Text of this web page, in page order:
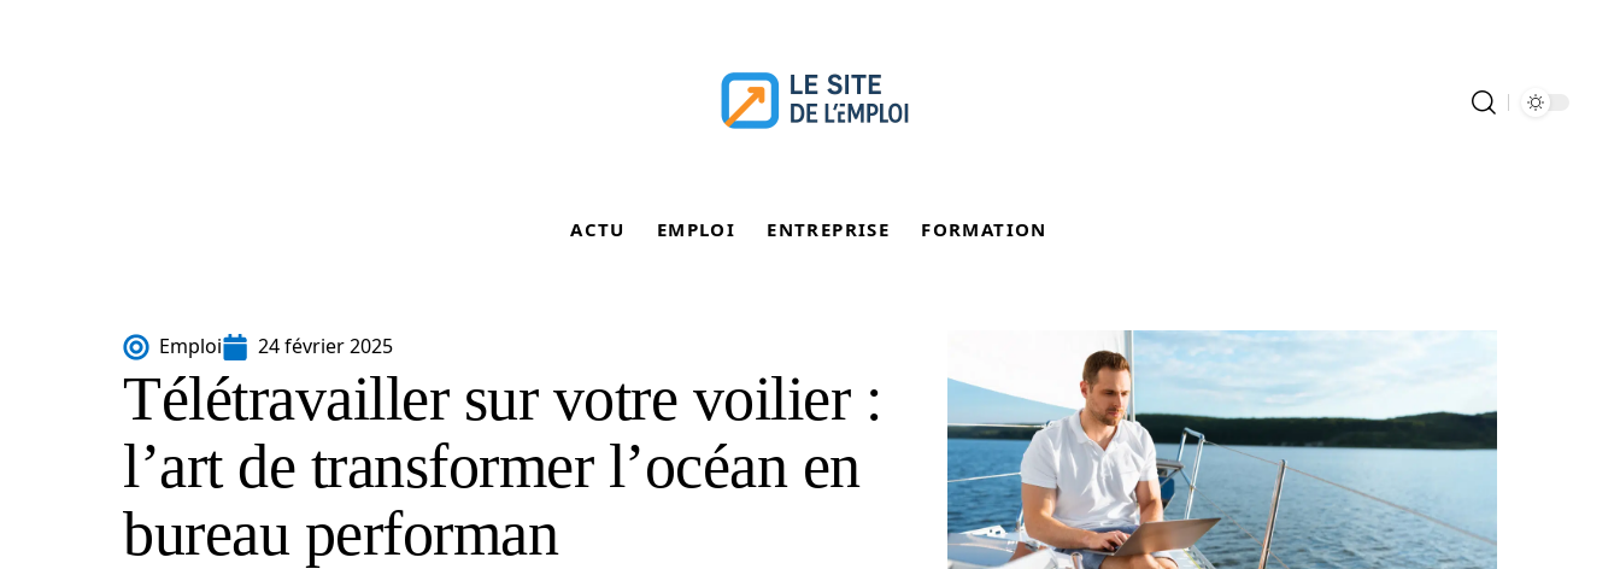
ACTU EMPLOI ENTREPRISE FORMATION
Emploi 24 février 2025
Télétravailler sur votre voilier :
l’art de transformer l’océan en
bureau performan